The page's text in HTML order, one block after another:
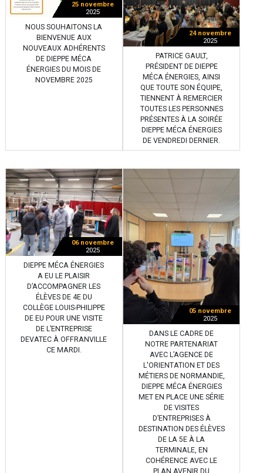
25 novembre
2025
NOUS SOUHAITONS LA
BIENVENUE AUX
NOUVEAUX ADHÉRENTS
DE DIEPPE MÉCA
ÉNERGIES DU MOIS DE
NOVEMBRE 2025
24 novembre
2025
PATRICE GAULT,
PRÉSIDENT DE DIEPPE
MÉCA ÉNERGIES, AINSI
QUE TOUTE SON ÉQUIPE,
TIENNENT À REMERCIER
TOUTES LES PERSONNES
PRÉSENTES À LA SOIRÉE
DIEPPE MÉCA ÉNERGIES
DE VENDREDI DERNIER.
06 novembre
2025
DIEPPE MÉCA ÉNERGIES
A EU LE PLAISIR
D’ACCOMPAGNER LES
ÉLÈVES DE 4E DU
COLLÈGE LOUIS-PHILIPPE
DE EU POUR UNE VISITE
DE L’ENTREPRISE
DEVATEC À OFFRANVILLE
CE MARDI.
05 novembre
2025
DANS LE CADRE DE
NOTRE PARTENARIAT
AVEC L’AGENCE DE
L'ORIENTATION ET DES
MÉTIERS DE NORMANDIE,
DIEPPE MÉCA ÉNERGIES
MET EN PLACE UNE SÉRIE
DE VISITES
D’ENTREPRISES À
DESTINATION DES ÉLÈVES
DE LA 5E À LA
TERMINALE, EN
COHÉRENCE AVEC LE
PLAN AVENIR DU